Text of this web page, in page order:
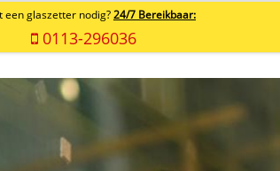
een glaszetter nodig? 24/7 Bereikbaar:
0113-296036